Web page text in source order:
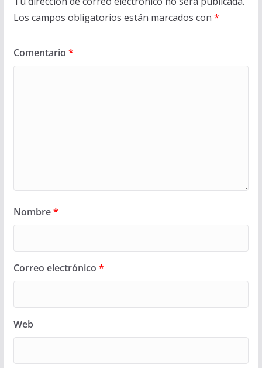
Los campos obligatorios están marcados con *
Comentario *
Nombre*
Correo electrónico *
Web